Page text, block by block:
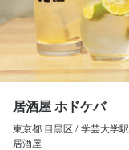
求人検索
マイページ管理
気になる求人
居酒屋 ホドケバ
東京都 目黒区 / 学芸大学駅
居酒屋
月給
295,000円
ボーナス・賞与あり 昇給
試用期間
・試用期間修了後：必
給与補足
月給
295,000円
ボーナス・賞与あり 昇給
試用期間
・試用期間修了後：必
給与補足
時給
1,250円〜
昇給あり 交通費支給
給与補足
深夜手当あり（労働基
く計算）
時給
1,250円〜
昇給あり 交通費支給
給与補足
深夜手当あり（労働基
く計算）